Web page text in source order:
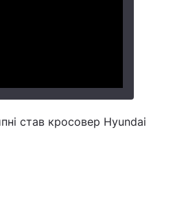
став кросовер Hyundai